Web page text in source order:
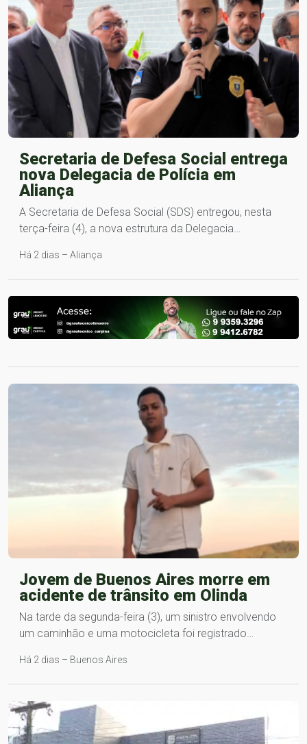
Secretaria de Defesa Social entrega
nova Delegacia de Polícia em
Aliança
A Secretaria de Defesa Social (SDS) entregou, nesta
terça-feira (4), a nova estrutura da Delegacia…
Há 2 dias – Aliança
Jovem de Buenos Aires morre em
acidente de trânsito em Olinda
Na tarde da segunda-feira (3), um sinistro envolvendo
um caminhão e uma motocicleta foi registrado…
Há 2 dias – Buenos Aires